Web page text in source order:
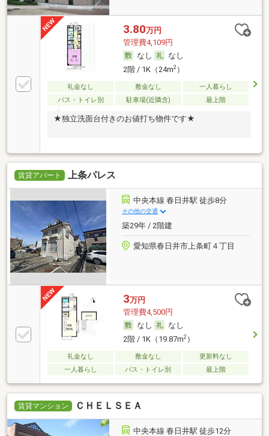
3.80万円
管理費4,109円
なし
なし
2階 / 1K（24m2）
礼金なし 敷金なし
一人暮らし
バス・トイレ別
駐車場(近隣含) 最上階
★独立洗面台付きのお値打ち物件です★
賃貸アパート 上条パレス
中央本線 春日井駅 徒歩8分
その他の交通
築29年 / 2階建
愛知県春日井市上条町４丁目
3万円
管理費4,500円
なし
なし
2階 / 1K（19.87m2）
礼金なし 敷金なし
更新料なし
一人暮らし
バス・トイレ別 最上階
賃貸マンション ＣＨＥＬＳＥＡ
中央本線 春日井駅 徒歩12分